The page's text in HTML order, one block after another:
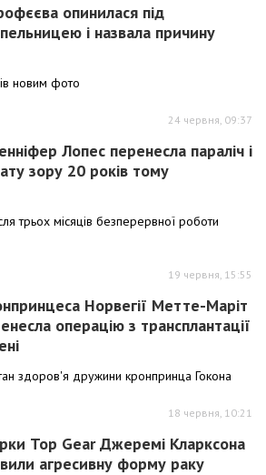
опинилася під
і назвала причину
новим фото
24 червня, 09:37
Лопес перенесла параліч і
зору 20 років тому
трьох місяців безперервної роботи
19 червня, 15:55
Норвегії Метте-Маріт
операцію з трансплантації
здоров'я дружини кронпринца Гокона
18 червня, 10:21
Top Gear Джеремі Кларксона
агресивну форму раку